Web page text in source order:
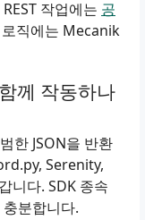
작업에는 공
직에는 Mecanik
께 작동하나
한 JSON을 반환
Serenity,
니다. SDK 종속
분합니다.